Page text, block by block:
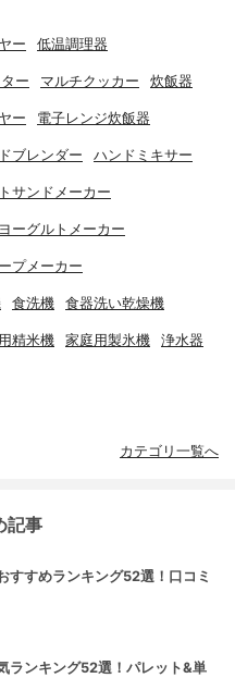
ー 低温調理器
ー マルチクッカー 炊飯器
ー 電子レンジ炊飯器
ブレンダー ハンドミキサー
サンドメーカー
ヨーグルトメーカー
プメーカー
食洗機 食器洗い乾燥機
精米機 家庭用製氷機 浄水器
カテゴリ一覧へ
記事
すすめランキング52選！口コミ
ランキング52選！パレット&単